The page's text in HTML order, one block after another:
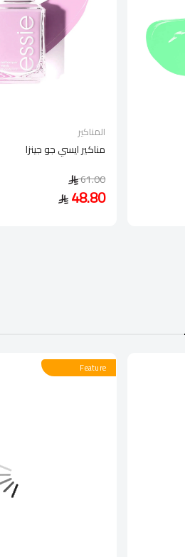
المناكير
مناكير ايسي جو جينزا
61.00
48.80
Feature